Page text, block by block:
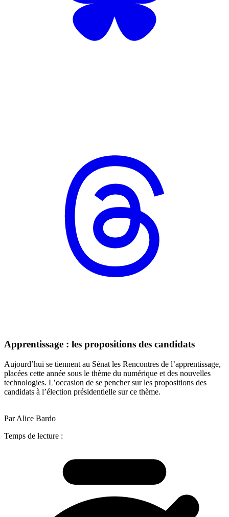
Apprentissage : les propositions des candidats
Aujourd’hui se tiennent au Sénat les Rencontres de l’apprentissage,
placées cette année sous le thème du numérique et des nouvelles
technologies. L’occasion de se pencher sur les propositions des
candidats à l’élection présidentielle sur ce thème.
Par Alice Bardo
Temps de lecture :